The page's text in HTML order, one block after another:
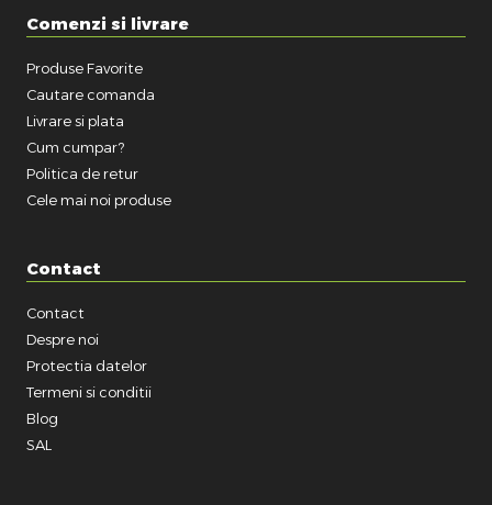
Comenzi si livrare
Produse Favorite
Cautare comanda
Livrare si plata
Cum cumpar?
Politica de retur
Cele mai noi produse
Contact
Contact
Despre noi
Protectia datelor
Termeni si conditii
Blog
SAL